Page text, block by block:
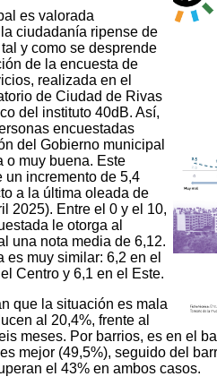
es valorada
ciudadanía ripense de
y como se desprende
de la encuesta de
realizada en el
de Ciudad de Rivas
del instituto 40dB. Así,
encuestadas
del Gobierno municipal
o muy buena. Este
un incremento de 5,4
a la última oleada de
2025). Entre el 0 y el 10,
le otorga al
una nota media de 6,12.
es muy similar: 6,2 en el
Centro y 6,1 en el Este.
que la situación es mala
al 20,4%, frente al
meses. Por barrios, es en el
mejor (49,5%), seguido del
el 43% en ambos casos.